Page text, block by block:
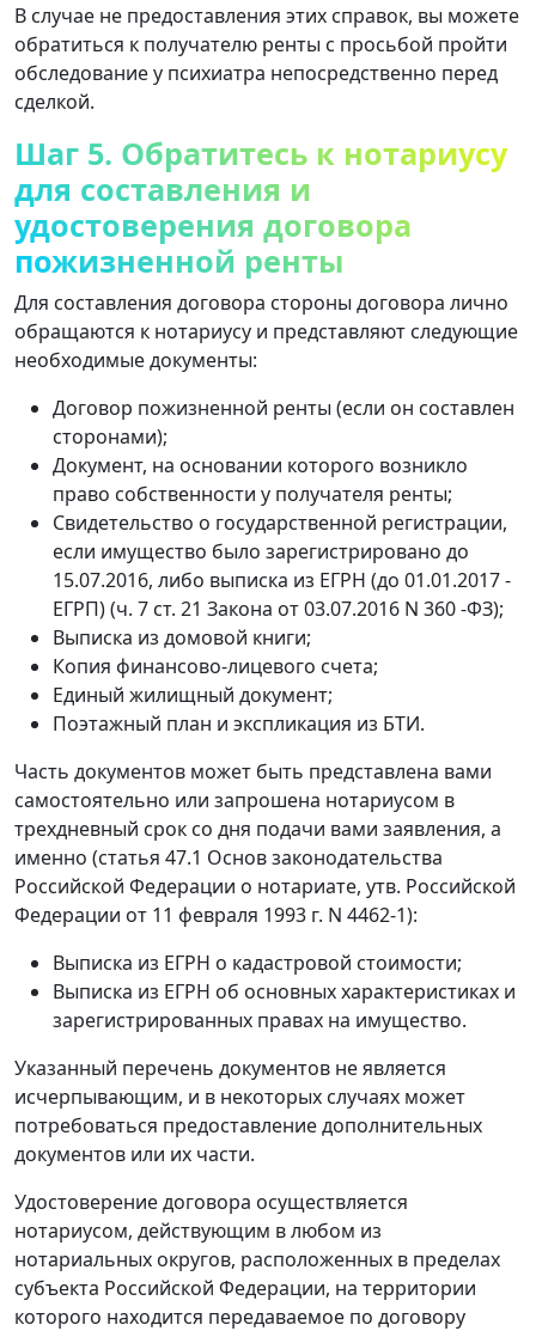
В случае не предоставления этих справок, вы можете
обратиться к получателю ренты с просьбой пройти
обследование у психиатра непосредственно перед
сделкой.
Шаг 5. Обратитесь к нотариусу
для составления и
удостоверения договора
пожизненной ренты
Для составления договора стороны договора лично
обращаются к нотариусу и представляют следующие
необходимые документы:
Договор пожизненной ренты (если он составлен
сторонами);
Документ, на основании которого возникло
право собственности у получателя ренты;
Свидетельство о государственной регистрации,
если имущество было зарегистрировано до
15.07.2016, либо выписка из ЕГРН (до 01.01.2017 -
ЕГРП) (ч. 7 ст. 21 Закона от 03.07.2016 N 360 -ФЗ);
Выписка из домовой книги;
Копия финансово-лицевого счета;
Единый жилищный документ;
Поэтажный план и экспликация из БТИ.
Часть документов может быть представлена ​​вами
самостоятельно или запрошена нотариусом в
трехдневный срок со дня подачи вами заявления, а
именно (статья 47.1 Основ законодательства
Российской Федерации о нотариате, утв. Российской
Федерации от 11 февраля 1993 г. N 4462-1):
Выписка из ЕГРН о кадастровой стоимости;
Выписка из ЕГРН об основных характеристиках и
зарегистрированных правах на имущество.
Указанный перечень документов не является
исчерпывающим, и в некоторых случаях может
потребоваться предоставление дополнительных
документов или их части.
Удостоверение договора осуществляется
нотариусом, действующим в любом из
нотариальных округов, расположенных в пределах
субъекта Российской Федерации, на территории
которого находится передаваемое по договору